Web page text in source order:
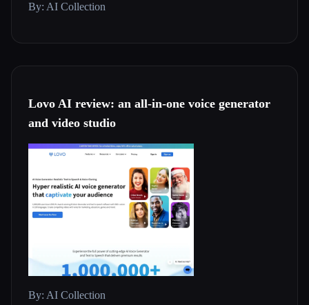
By: AI Collection
Lovo AI review: an all-in-one voice generator
and video studio
By: AI Collection